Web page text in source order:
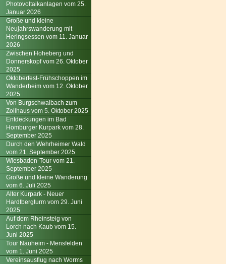
Photovoltaikanlagen vom 25.
Januar 2026
Große und kleine
Neujahrswanderung mit
Heringsessen vom 11. Januar
2026
Zwischen Hoheberg und
Donnerskopf vom 26. Oktober
2025
Oktoberfest-Frühschoppen im
Wanderheim vom 12. Oktober
2025
Von Burgschwalbach zum
Zollhaus vom 5. Oktober 2025
Entdeckungen im Bad
Homburger Kurpark vom 28.
September 2025
Durch den Wehrheimer Wald
vom 21. September 2025
Wiesbaden-Tour vom 21.
September 2025
Große und kleine Wanderung
vom 6. Juli 2025
Alter Kurpark - Neuer
Hardtbergturm vom 29. Juni
2025
Auf dem Rheinsteig von
Lorch nach Kaub vom 15.
Juni 2025
Tour Nauheim - Mensfelden
vom 1. Juni 2025
Vereinsausflug nach Worms